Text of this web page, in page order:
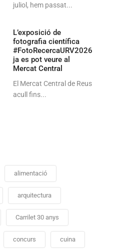
juliol, hem passat...
L’exposició de
fotografia científica
#FotoRecercaURV2026
ja es pot veure al
Mercat Central
El Mercat Central de Reus
acull fins...
alimentació
arquitectura
Carrilet 30 anys
concurs cuina